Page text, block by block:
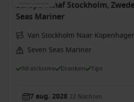
Europa vanaf Stockholm,
Seas Mariner
Van Stockholm Naar
Seven Seas Mariner
All-inclusive Dranken Tips
7 aug. 2028 22 Nachten